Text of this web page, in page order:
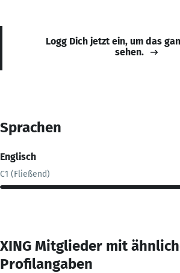
Logg Dich jetzt ein, um das
sehen.
Sprachen
Englisch
C1 (Fließend)
XING Mitglieder mit
Profilangaben